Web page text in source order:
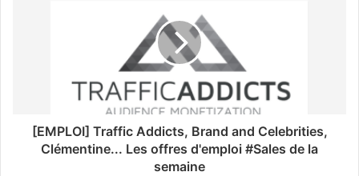
[EMPLOI] Traffic Addicts, Brand and Celebrities,
Clémentine... Les offres d'emploi #Sales de la
semaine